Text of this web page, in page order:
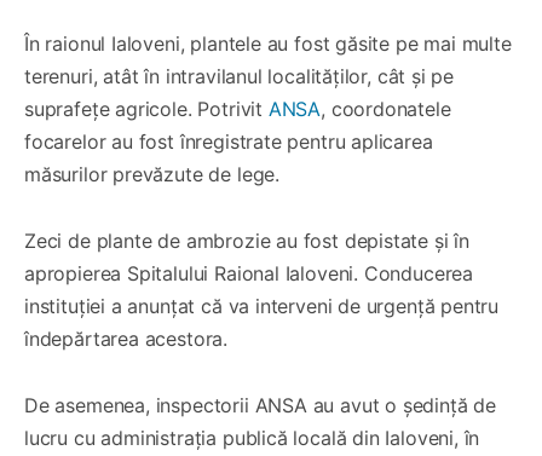
În raionul Ialoveni, plantele au fost găsite pe mai multe
terenuri, atât în intravilanul localităților, cât și pe
suprafețe agricole. Potrivit ANSA, coordonatele
focarelor au fost înregistrate pentru aplicarea
măsurilor prevăzute de lege.
Zeci de plante de ambrozie au fost depistate și în
apropierea Spitalului Raional Ialoveni. Conducerea
instituției a anunțat că va interveni de urgență pentru
îndepărtarea acestora.
De asemenea, inspectorii ANSA au avut o ședință de
lucru cu administrația publică locală din Ialoveni, în